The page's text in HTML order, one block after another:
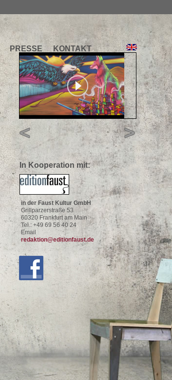
PRESSE KONTAKT
In Kooperation mit:
in der Faust Kultur GmbH
Grillparzerstraße 53
60320 Frankfurt am Main
Tel.: +49 69 56 40 24
Email
redaktion@editionfaust.de